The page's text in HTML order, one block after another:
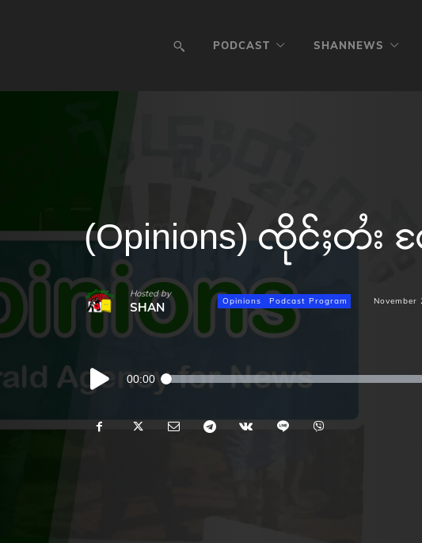
PODCAST SHANNEWS
(Opinions) ၸိုင်ႈတႆး
Hosted by
SHAN Opinions Podcast Program November
Audio
Player
00:00